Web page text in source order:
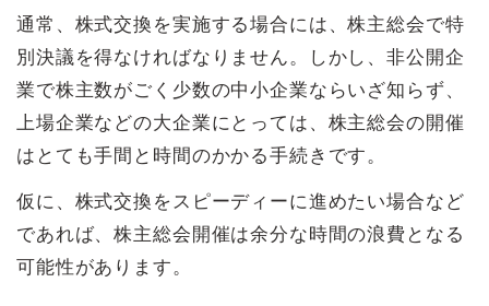
通常、株式交換を実施する場合には、株主総会で特
別決議を得なければなりません。しかし、非公開企
業で株主数がごく少数の中小企業ならいざ知らず、
上場企業などの大企業にとっては、株主総会の開催
はとても手間と時間のかかる手続きです。
仮に、株式交換をスピーディーに進めたい場合など
であれば、株主総会開催は余分な時間の浪費となる
可能性があります。